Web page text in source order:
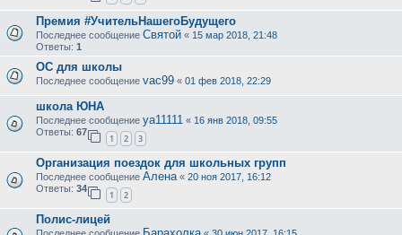
Премия #УчительНашегоБудущего
Последнее сообщение Святой « 15 мар 2018, 21:48
Ответы: 1
ОС для школы
Последнее сообщение vac99 « 01 фев 2018, 22:29
школа ЮНА
Последнее сообщение ya11111 « 16 янв 2018, 09:55
Ответы: 67
1 2 3
Организация поездок для школьных групп
Последнее сообщение Алена « 20 ноя 2017, 16:12
Ответы: 34
1 2
Полис-лицей
Последнее сообщение « 30 июн 2017, 16:15